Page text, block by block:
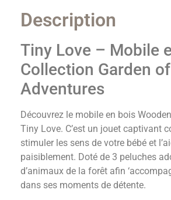
Description
Tiny Love – Mobile
Collection Garden of
Adventures
Découvrez le mobile en bois
Tiny Love. C’est un jouet captivant
stimuler les sens de votre bébé et
paisiblement. Doté de 3 peluches
d’animaux de la forêt afin
dans ses moments de détente.